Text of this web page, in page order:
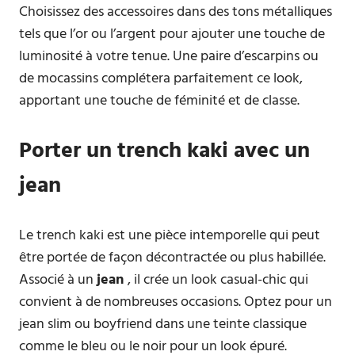
Choisissez des accessoires dans des tons métalliques
tels que l’or ou l’argent pour ajouter une touche de
luminosité à votre tenue. Une paire d’escarpins ou
de mocassins complétera parfaitement ce look,
apportant une touche de féminité et de classe.
Porter un trench kaki avec un
jean
Le trench kaki est une pièce intemporelle qui peut
être portée de façon décontractée ou plus habillée.
Associé à unjean, il crée un look casual-chic qui
convient à de nombreuses occasions. Optez pour un
jean slim ou boyfriend dans une teinte classique
comme le bleu ou le noir pour un look épuré.